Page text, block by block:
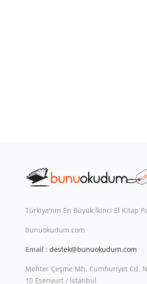
Türkiye'nin En Büyük İkinci El Kitap
bunuokudum.com
Email : destek@bunuokudum.com
Mehter Çeşme Mh. Cumhuriyet Cd.
10 Esenyurt / İstanbul